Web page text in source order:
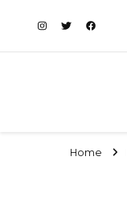
Home